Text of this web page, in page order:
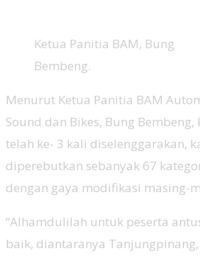
Ketua Panitia BAM, Bung
Bembeng.
Menurut Ketua Panitia BAM
Sound dan Bikes, Bung Bembeng,
telah ke- 3 kali diselenggarakan,
diperebutkan sebanyak 67
dengan gaya modifikasi masing-
“Alhamdulilah untuk peserta
baik, diantaranya